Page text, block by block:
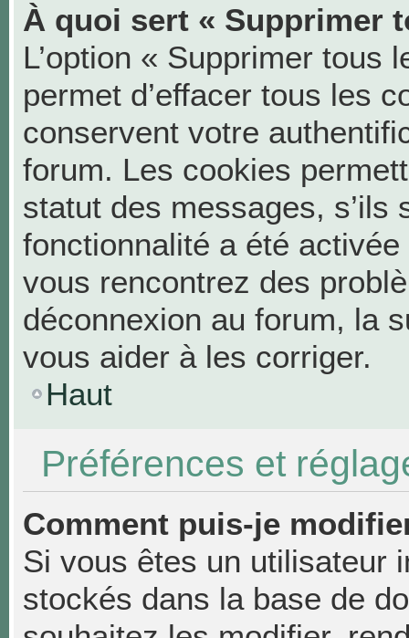
À quoi sert « Supprimer
L’option « Supprimer tous
permet d’effacer tous les
conservent votre
forum. Les cookies
statut des messages,
fonctionnalité a été
vous rencontrez des
déconnexion au forum, la
vous aider à les corriger.
Haut
Préférences et
Comment puis-je
Si vous êtes un utilisateur
stockés dans la base de